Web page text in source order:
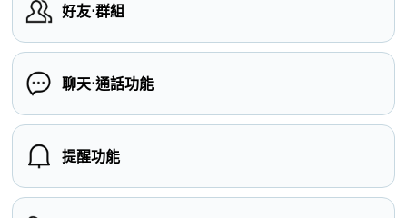
好友⋅群組
聊天⋅通話功能
提醒功能